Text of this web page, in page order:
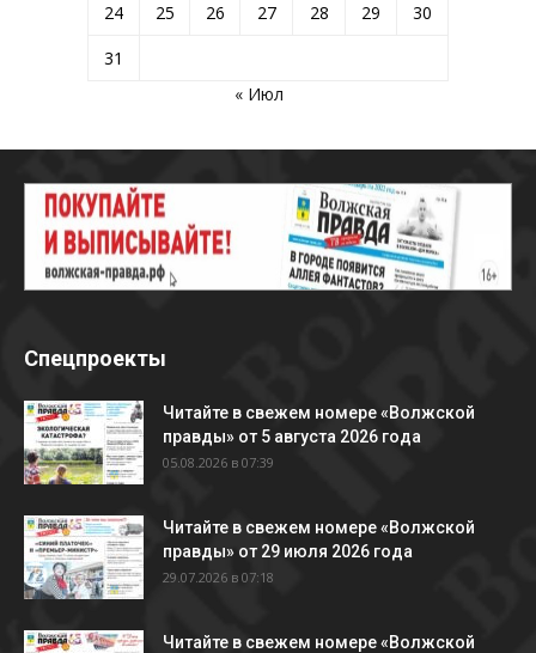
24
25 26 27 28 29
30
31
« Июл
Спецпроекты
Читайте в свежем номере «Волжской
правды» от 5 августа 2026 года
05.08.2026 в 07:39
Читайте в свежем номере «Волжской
правды» от 29 июля 2026 года
29.07.2026 в 07:18
Читайте в свежем номере «Волжской